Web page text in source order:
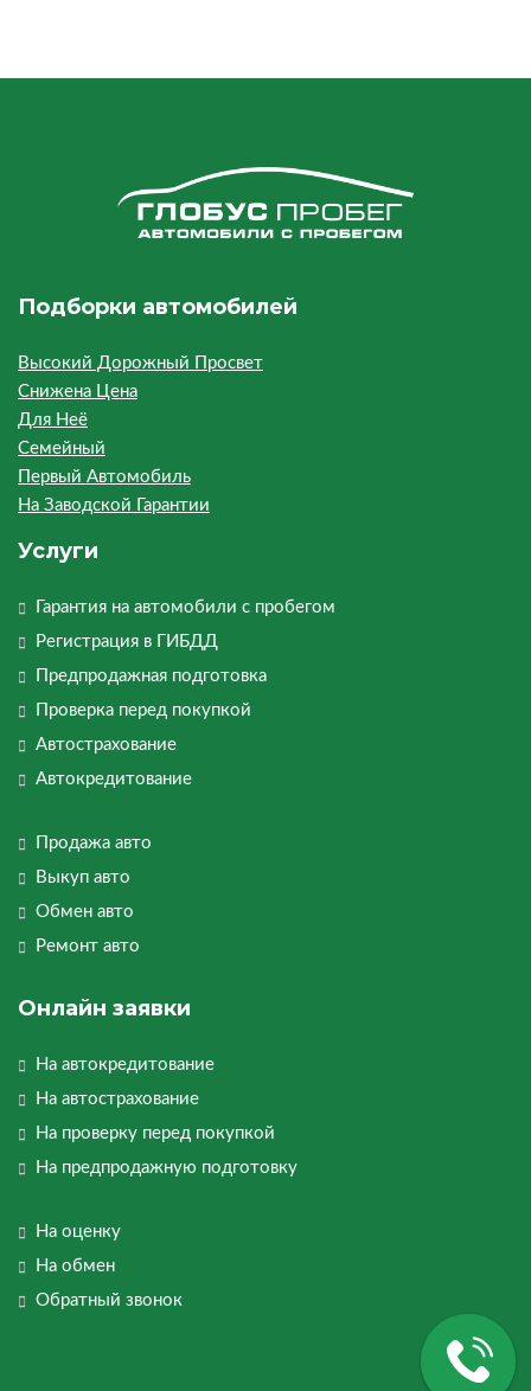
Подборки автомобилей
Высокий Дорожный Просвет
Снижена Цена
Для Неё
Семейный
Первый Автомобиль
На Заводской Гарантии
Услуги
Гарантия на автомобили с пробегом
Регистрация в ГИБДД
Предпродажная подготовка
Проверка перед покупкой
Автострахование
Автокредитование
Продажа авто
Выкуп авто
Обмен авто
Ремонт авто
Онлайн заявки
На автокредитование
На автострахование
На проверку перед покупкой
На предпродажную подготовку
На оценку
На обмен
Обратный звонок